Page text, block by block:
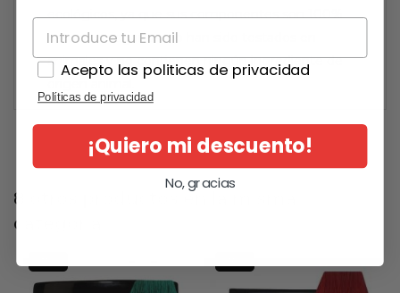
ecológicos, ya que sus componentes son 100%
naturales veganos: no han sido testados en
animales y no contienen ningún ingrediente de
origen animal.
8 otros productos en la misma
categoría:
Acepto las politicas de privacidad
Políticas de privacidad
¡Quiero mi descuento!
No, gracias